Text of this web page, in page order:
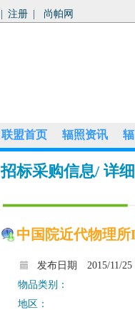
注册 尚帕网
联盟首页 辐照资讯
招标采购信息/ 详
中国院近代物理
发布日期
2015/11/25
物品类别：
地区：